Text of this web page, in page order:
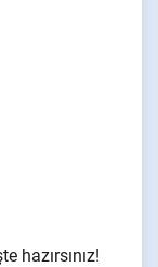
hazırsınız!